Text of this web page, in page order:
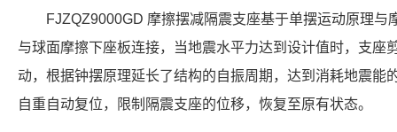
FJZQZ9000GD 摩擦摆减隔震支座基于单摆运动原理与
与球面摩擦下座板连接，当地震水平力达到设计值时，支座
动，根据钟摆原理延长了结构的自振周期，达到消耗地震能
自重自动复位，限制隔震支座的位移，恢复至原有状态。